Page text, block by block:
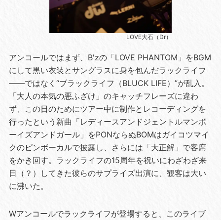
LOVE大石（Dr）
アンコールではまず、B'zの「LOVE PHANTOM」をBGM
にして黒い衣装とサングラスに身を包んだラックライフ
――ではなく“ブラックライフ（BLUCK LIFE）”が乱入。
「大人の本気の悪ふざけ」のキャッチフレーズに違わ
ず、この日のためにツアー中に制作とレコーディングを
行ったという新曲「レディースアンドジェントルマンボ
ーイズアンドガール」をPONならぬBOMはガイコツマイ
クのピンボーカルで披露し、さらには「大正解」で客席
をかき回す。ラックライフの15周年を祝いにわざわざ来
日（？）してきた彼らのサプライズ出演に、観客は大い
に沸いた。
Wアンコールでラックライフが登場すると、このライブ